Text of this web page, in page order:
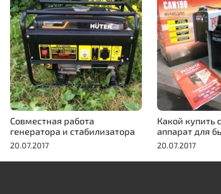
Совместная работа
генератора и стабилизатора
20.07.2017
Какой купить
аппарат для
20.07.2017